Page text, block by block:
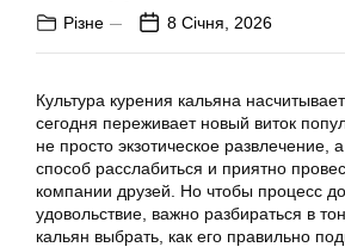
Різне 8 Січня, 2026
Культура курения кальяна
сегодня переживает новый виток
не просто экзотическое развлечение,
способ расслабиться и приятно
компании друзей. Но чтобы процесс
удовольствие, важно разбираться в
кальян выбрать, как его правильно